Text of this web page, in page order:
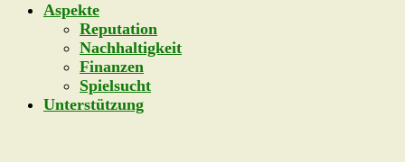
Aspekte
Reputation
Nachhaltigkeit
Finanzen
Spielsucht
Unterstützung